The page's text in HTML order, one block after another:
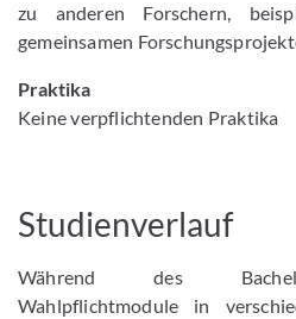
zu anderen Forschern,
gemeinsamen
Praktika
Keine verpflichtenden Praktika
Studienverlauf
Während des
Wahlpflichtmodule in